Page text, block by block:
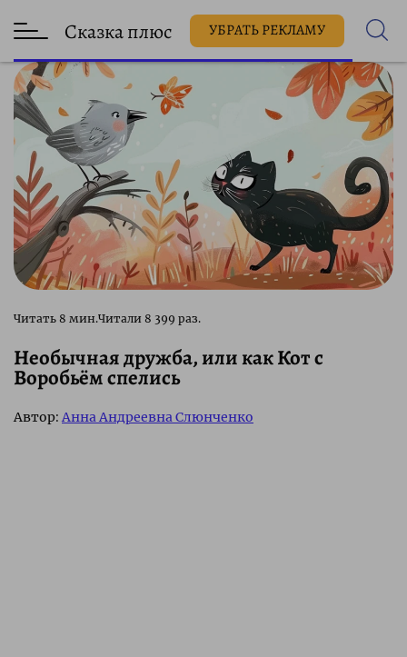
Сказка плюс УБРАТЬ РЕКЛАМУ
8 399 раз.
Необычная дружба, или как Кот с
Воробьём спелись
Автор: Анна Андреевна Слюнченко